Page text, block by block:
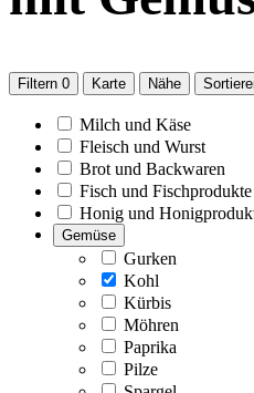
Filtern 0 Karte Nähe
Milch und Käse
Fleisch und Wurst
Brot und Backwaren
Fisch und Fischprodukte
Honig und
Gemüse
Gurken
Kohl
Kürbis
Möhren
Paprika
Pilze